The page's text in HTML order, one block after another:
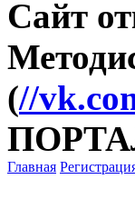
Сайт
(//
Главная